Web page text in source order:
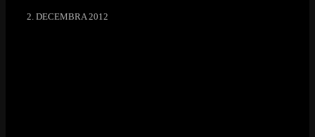
2. DECEMBRA 2012